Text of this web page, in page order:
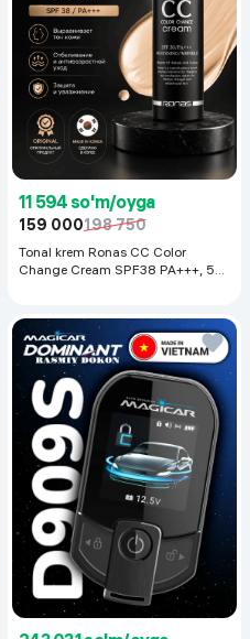
11 594 so'm/oyga
159 000198 750
Tonal krem Ronas CC Color
Change Cream SPF38 PA+++, 50